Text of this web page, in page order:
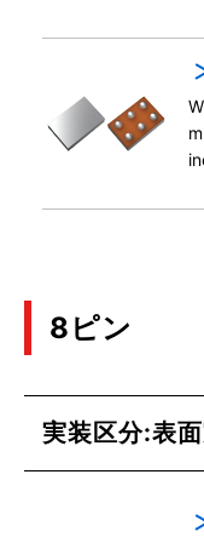
8ピン
実装区分:表